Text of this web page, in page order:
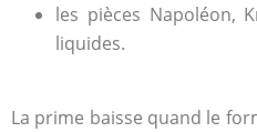
les pièces Napoléon,
liquides.
La prime baisse quand le